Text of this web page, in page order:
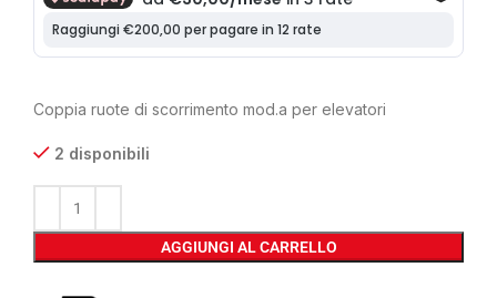
Coppia ruote di scorrimento mod.a per elevatori
2 disponibili
AGGIUNGI AL CARRELLO